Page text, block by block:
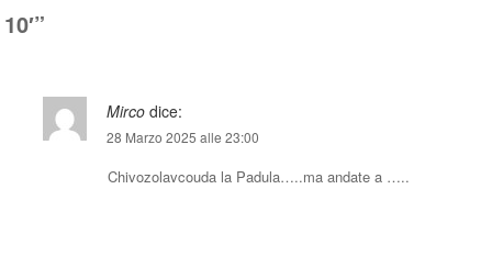
10′”
Mirco dice:
28 Marzo 2025 alle 23:00
Chivozolavcouda la Padula…..ma andate a …..